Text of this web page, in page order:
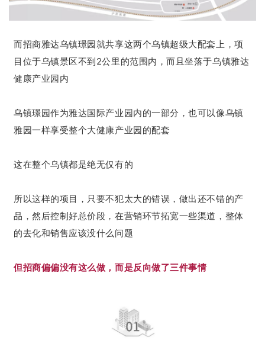
而招商雅达乌镇璟园就共享这两个乌镇超级大配套上，项
目位于乌镇景区不到2公里的范围内，而且坐落于乌镇雅达
健康产业园内
乌镇璟园作为雅达国际产业园内的一部分，也可以像乌镇
雅园一样享受整个大健康产业园的配套
这在整个乌镇都是绝无仅有的
所以这样的项目，只要不犯太大的错误，做出还不错的产
品，然后控制好总价段，在营销环节拓宽一些渠道，整体
的去化和销售应该没什么问题
但招商偏偏没有这么做，而是反向做了三件事情